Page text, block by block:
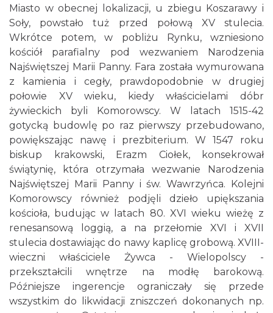
Miasto w obecnej lokalizacji, u zbiegu Koszarawy i
Soły, powstało tuż przed połową XV stulecia.
Wkrótce potem, w pobliżu Rynku, wzniesiono
kościół parafialny pod wezwaniem Narodzenia
Najświętszej Marii Panny. Fara została wymurowana
z kamienia i cegły, prawdopodobnie w drugiej
połowie XV wieku, kiedy właścicielami dóbr
żywieckich byli Komorowscy. W latach 1515-42
gotycką budowlę po raz pierwszy przebudowano,
powiększając nawę i prezbiterium. W 1547 roku
biskup krakowski, Erazm Ciołek, konsekrował
świątynię, która otrzymała wezwanie Narodzenia
Najświętszej Marii Panny i św. Wawrzyńca. Kolejni
Komorowscy również podjęli dzieło upiększania
kościoła, budując w latach 80. XVI wieku wieżę z
renesansową loggią, a na przełomie XVI i XVII
stulecia dostawiając do nawy kaplicę grobową. XVIII-
wieczni właściciele Żywca - Wielopolscy -
przekształcili wnętrze na modłę barokową.
Późniejsze ingerencje ograniczały się przede
wszystkim do likwidacji zniszczeń dokonanych np.